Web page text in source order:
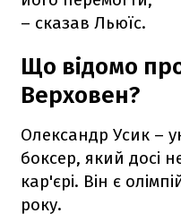
– сказав Льюїс.
Що відомо
Верховен?
Олександр Усик –
боксер, який досі
кар'єрі. Він є
року.